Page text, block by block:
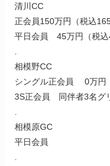
清川CC
正会員150万円（税込165
平日会員 45万円（税込
相模野CC
シングル正会員 0万円
3S正会員 同伴者3名グ
相模原GC
平日会員